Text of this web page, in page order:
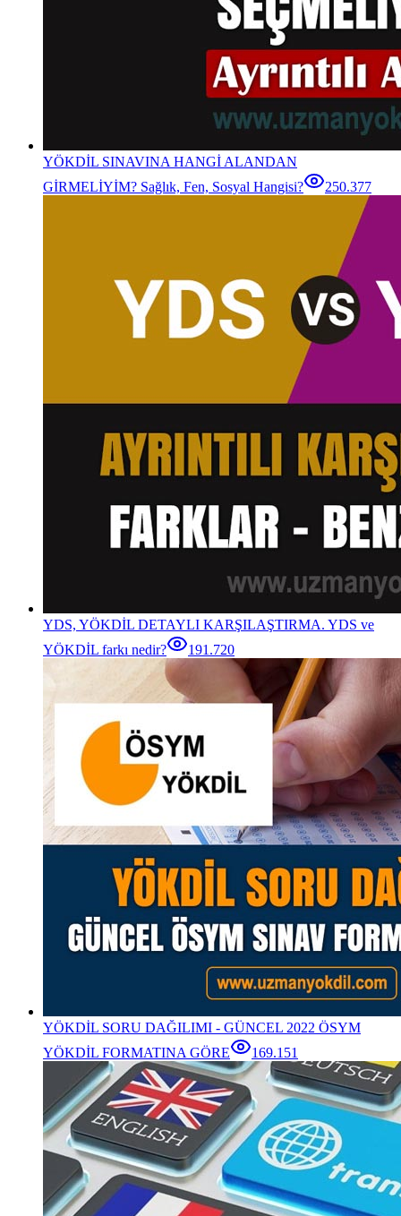
YÖKDİL SINAVINA HANGİ ALANDAN
GİRMELİYİM? Sağlık, Fen, Sosyal Hangisi?
250.377
YDS, YÖKDİL DETAYLI KARŞILAŞTIRMA. YDS ve
YÖKDİL farkı nedir?
191.720
YÖKDİL SORU DAĞILIMI - GÜNCEL 2022 ÖSYM
YÖKDİL FORMATINA GÖRE
169.151